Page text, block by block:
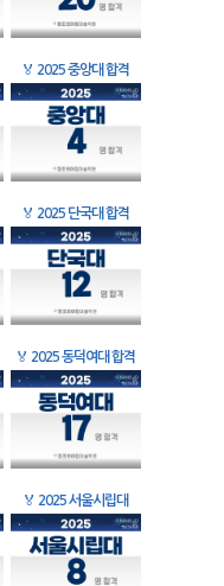
🏅 2025 중앙대 합격
🏅 2025 단국대 합격
🏅 2025 동덕여대 합격
🏅 2025 서울시립대